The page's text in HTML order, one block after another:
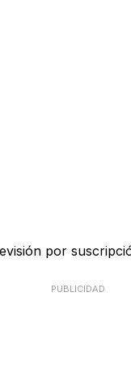
por
PUBLICIDAD